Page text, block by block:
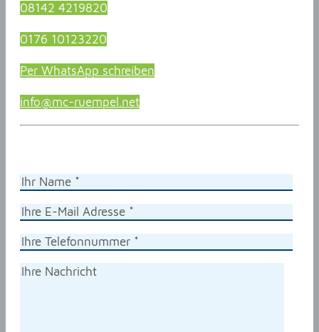
08142 4219820
0176 10123220
Per WhatsApp schreiben
info@mc-ruempel.net